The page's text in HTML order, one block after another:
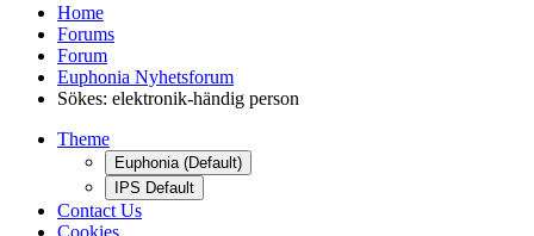
Home
Forums
Forum
Euphonia Nyhetsforum
Sökes: elektronik-händig person
Theme
Euphonia (Default)
IPS Default
Contact Us
Cookies